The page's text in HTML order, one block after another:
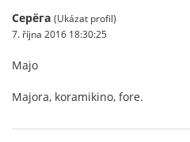
Серёга (Ukázat profil)
7. října 2016 18:30:25
Majo
Majora, koramikino, fore.